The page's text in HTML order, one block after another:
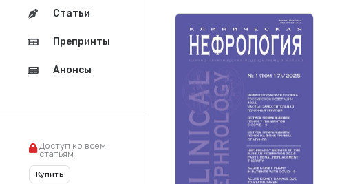
Статьи
Препринты
Анонсы
Доступ ко всем
статьям
Купить